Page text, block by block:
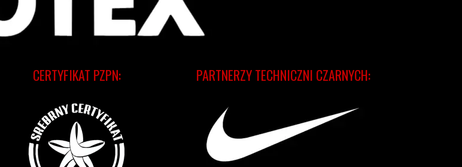
CERTYFIKAT PZPN: PARTNERZY TECHNICZNI CZARNYCH: